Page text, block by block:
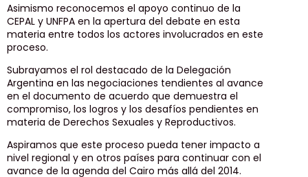
Asimismo reconocemos el apoyo continuo de la
CEPAL y UNFPA en la apertura del debate en esta
materia entre todos los actores involucrados en este
proceso.
Subrayamos el rol destacado de la Delegación
Argentina en las negociaciones tendientes al avance
en el documento de acuerdo que demuestra el
compromiso, los logros y los desafíos pendientes en
materia de Derechos Sexuales y Reproductivos.
Aspiramos que este proceso pueda tener impacto a
nivel regional y en otros países para continuar con el
avance de la agenda del Cairo más allá del 2014.